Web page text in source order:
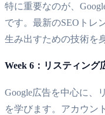
特に重要なのが、
です。最新のSEOトレ
生み出すための技術を
Week 6：リスティング
Google広告を中心に、
を学びます。アカウン